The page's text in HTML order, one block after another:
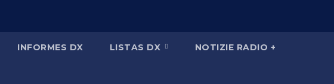
INFORMES DX LISTAS DX NOTIZIE RADIO +